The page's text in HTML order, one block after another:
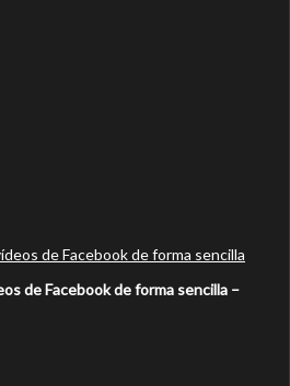
de Facebook de forma sencilla –